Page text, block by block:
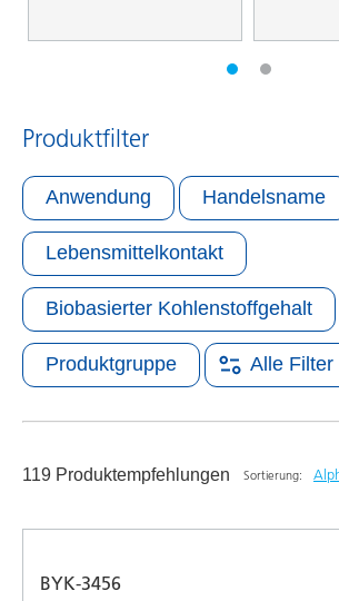
Produktfilter
Anwendung Handelsname
Lebensmittelkontakt
Biobasierter Kohlenstoffgehalt
Produktgruppe Alle Filter
119 Produktempfehlungen Sortierung:
BYK-3456